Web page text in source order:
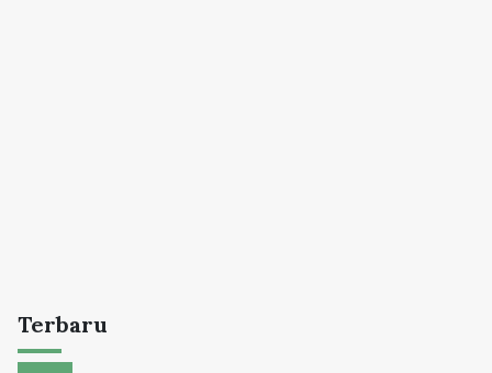
Terbaru